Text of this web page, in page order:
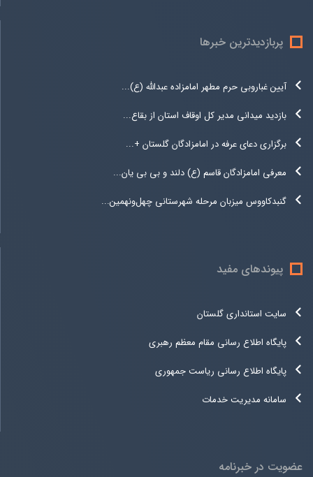
پربازدیدترین خبرها
آیین غباروبی حرم مطهر امامزاده عبدالله (ع)...
بازدید میدانی مدیر کل اوقاف استان از بقاع...
برگزاری دعای عرفه در امامزادگان گلستان +...
معرفی امامزادگان قاسم (ع) دلند و بی بی یان...
گنبدکاووس میزبان مرحله شهرستانی چهل‌ونهمین...
پیوندهای مفید
سایت استانداری گلستان
پایگاه اطلاع رسانی مقام معظم رهبری
پایگاه اطلاع رسانی ریاست جمهوری
سامانه مدیریت خدمات
عضویت در خبرنامه